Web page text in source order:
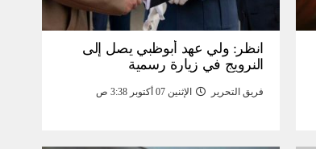
انظر: ولي عهد أبوظبي يصل إلى
النرويج في زيارة رسمية
فريق التحرير الإثنين 07 أكتوبر 3:38 ص